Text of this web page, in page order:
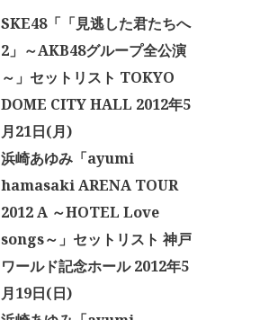
SKE48「「見逃した君たちへ
2」～AKB48グループ全公演
～」セットリスト TOKYO
DOME CITY HALL 2012年5
月21日(月)
浜崎あゆみ「ayumi
hamasaki ARENA TOUR
2012 A ～HOTEL Love
songs～」セットリスト 神戸
ワールド記念ホール 2012年5
月19日(日)